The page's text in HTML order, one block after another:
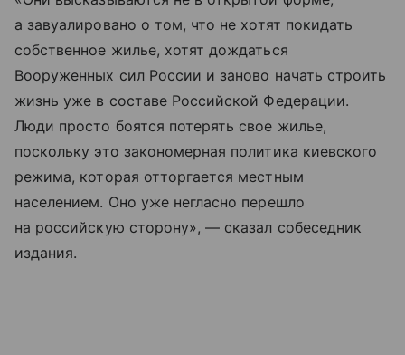
а завуалировано о том, что не хотят покидать
собственное жилье, хотят дождаться
Вооруженных сил России и заново начать строить
жизнь уже в составе Российской Федерации.
Люди просто боятся потерять свое жилье,
поскольку это закономерная политика киевского
режима, которая отторгается местным
населением. Оно уже негласно перешло
на российскую сторону», — сказал собеседник
издания.